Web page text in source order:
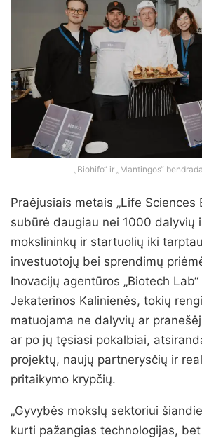
„Biohifo“ ir „Mantingos“
Praėjusiais metais „Life Sciences
subūrė daugiau nei 1000 dalyvių
mokslininkų ir startuolių iki
investuotojų bei sprendimų
Inovacijų agentūros „Biotech
Jekaterinos Kalinienės, tokių
matuojama ne dalyvių ar
ar po jų tęsiasi pokalbiai,
projektų, naujų partnerysčių ir
pritaikymo krypčių.
„Gyvybės mokslų sektoriui
kurti pažangias technologijas,